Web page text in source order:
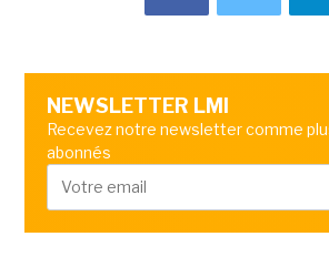
NEWSLETTER LMI
Recevez notre newsletter comme
abonnés